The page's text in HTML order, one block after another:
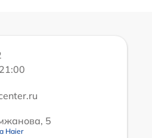
5
Haier